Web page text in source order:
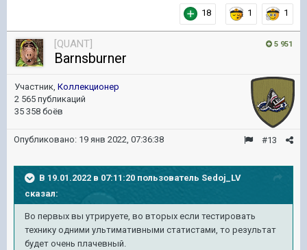
18 1 1
5 951
[QUANT]
Barnsburner
Участник, Коллекционер
2 565 публикаций
35 358 боёв
#13
Опубликовано: 19 янв 2022, 07:36:38
В 19.01.2022 в 07:11:20 пользователь Sedoj_LV
сказал:
Во первых вы утрируете, во вторых если тестировать
технику одними ультимативными статистами, то результат
будет очень плачевный.